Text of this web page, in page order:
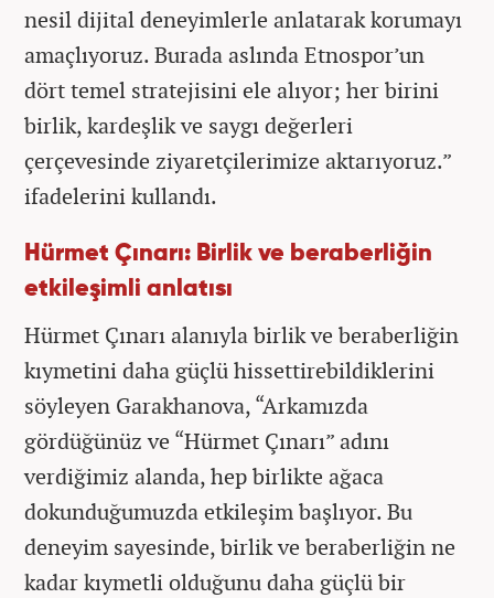
nesil dijital deneyimlerle anlatarak korumayı
amaçlıyoruz. Burada aslında Etnospor’un
dört temel stratejisini ele alıyor; her birini
birlik, kardeşlik ve saygı değerleri
çerçevesinde ziyaretçilerimize aktarıyoruz.”
ifadelerini kullandı.
Hürmet Çınarı: Birlik ve beraberliğin
etkileşimli anlatısı
Hürmet Çınarı alanıyla birlik ve beraberliğin
kıymetini daha güçlü hissettirebildiklerini
söyleyen Garakhanova, “Arkamızda
gördüğünüz ve “Hürmet Çınarı” adını
verdiğimiz alanda, hep birlikte ağaca
dokunduğumuzda etkileşim başlıyor. Bu
deneyim sayesinde, birlik ve beraberliğin ne
kadar kıymetli olduğunu daha güçlü bir